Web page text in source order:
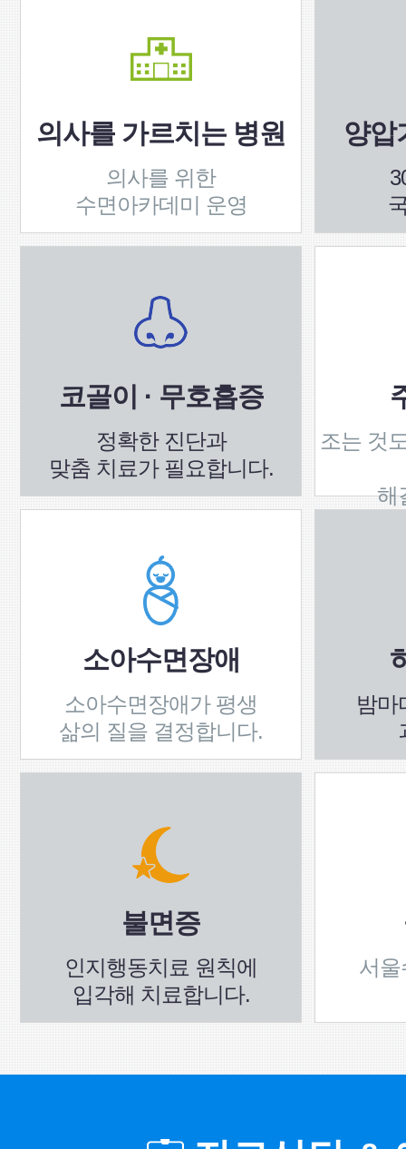
의사를 가르치는 병원
의사를 위한
수면아카데미 운영
양압
코골이 · 무호흡증
정확한 진단과
맞춤 치료가 필요합니다.
조는 것
해
소아수면장애
소아수면장애가 평생
삶의 질을 결정합니다.
밤마
불면증
인지행동치료 원칙에
입각해 치료합니다.
서